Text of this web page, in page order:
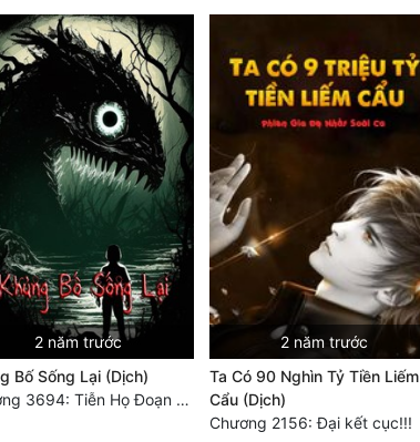
2 năm trước
Bố Sống Lại (Dịch)
Chương 3694: Tiễn Họ Đoạn Đường Cuối - Hoàn
2 năm trước
Ta Có 90 Nghìn Tỷ Tiền Liếm
Cẩu (Dịch)
Chương 2156: Đại kết cục!!!